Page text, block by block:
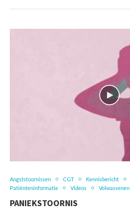
Angststoornissen CGT Kennisbericht
Patiënteninformatie
Videos Volwassenen
PANIEKSTOORNIS